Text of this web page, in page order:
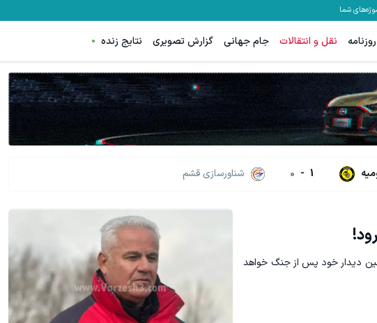
شما
روزنامه نقل و انتقالات جام جهانی گزارش تصویری نتایج زنده
1
-
0 شناورسازی قشم
دیدار خود پس ‌از جنگ خواهد